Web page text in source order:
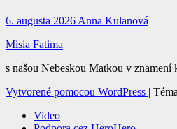
6. augusta 2026 Anna Kulanová
Misia Fatima
s našou Nebeskou Matkou v znamení
Vytvorené pomocou WordPress |
Video